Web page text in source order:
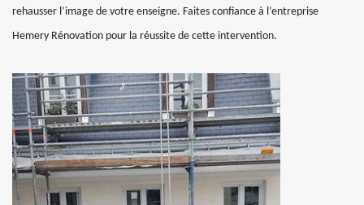
rehausser l’image de votre enseigne. Faites confiance à l’entreprise
Hemery Rénovation pour la réussite de cette intervention.